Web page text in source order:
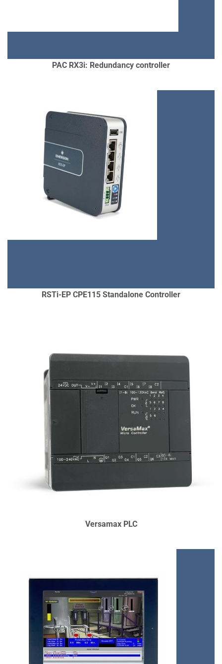
THỦY ĐIỆN, KHO LPG PACIFIC,
QUẤT,…
PAC RX3i: Redundancy controller
ƯU ĐIỂM:COMPACT, HIGH
PERFORMANCE CONTROLLER, HỖ
TRỢ KẾT NỐI NHIỀU THIẾT BỊ,
NHIỀU PROTOCOL KHÁC NHAU
NHƯ OPC UA, MODBUS, PROFINET,..
ỨNG DỤNG:
TỰ ĐỘNG HÓA NHÀ
MÁY SẢN XUẤT TẦM TRUNG, IOT,..
RSTi-EP CPE115 Standalone Controller
ƯU ĐIỂM:GIÁ THÀNH TỐT, BỀN,
CHUYÊN LÀM REMOTE IO CHO
NHIỀU DÒNG PLC, HỖ TRỢ KẾT NỐI
NHIỀU THIẾT BỊ, NHIỀU LOẠI
MODULE MỞ RỘNG,…
ỨNG DỤNG:
TỰ ĐỘNG HÓA NHÀ
MÁY SẢN XUẤT TẦM NHỎ HOẶC
LÀM REMOTE IO CHO HỆ RX3I, IOT,..
CÁC DỰ ÁN ĐÃ ÁP DỤNG TẠI VIỆT
NAM:SƠN JOTUN, WILMAR CÁI
Versamax PLC
ƯU ĐIỂM:GIÁ THÀNH TỐT, BỀN, HỖ
TRỢ KẾT NỐI NHIỀU DÒNG PLC,
THIẾT BỊ,….
ỨNG DỤNG:ĐIỀU KHIỂN VÀ VẪN
HÀNH SẢN XUẤT TẠI NHÀ MÁY